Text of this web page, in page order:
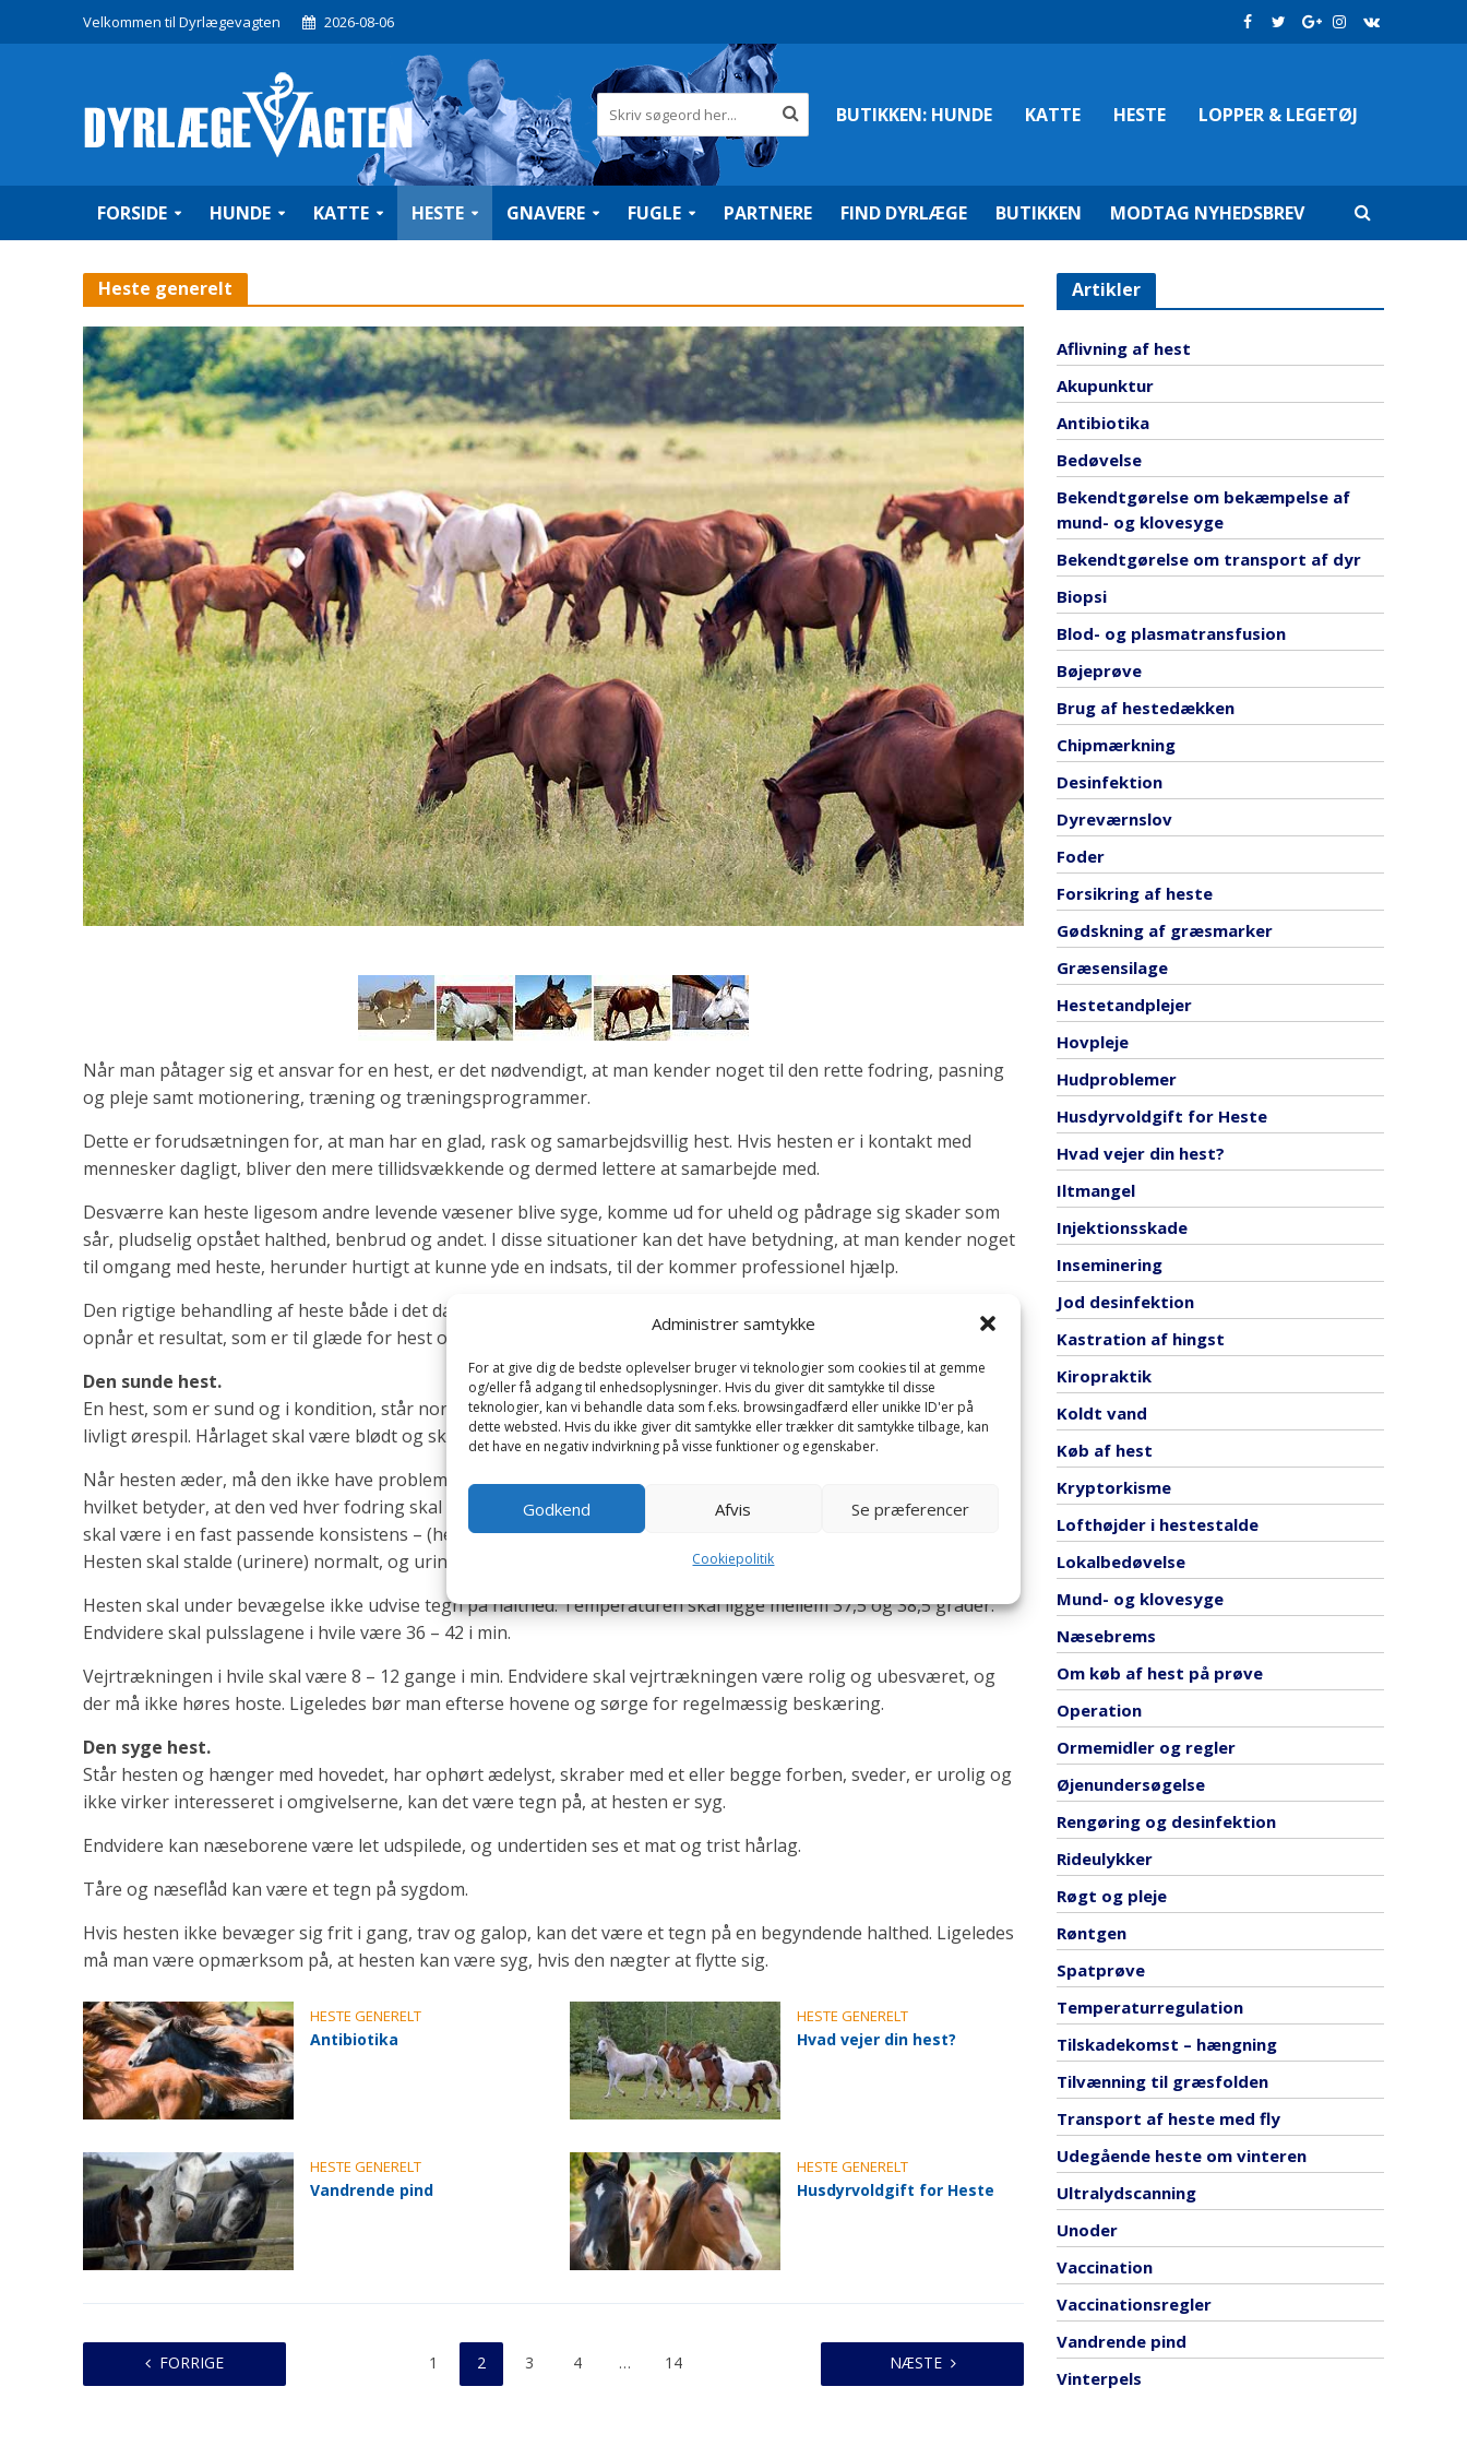
Administrer samtykke
For at give dig de bedste oplevelser bruger vi teknologier som cookies til at gemme
og/eller få adgang til enhedsoplysninger. Hvis du giver dit samtykke til disse
teknologier, kan vi behandle data som f.eks. browsingadfærd eller unikke ID'er på
dette websted. Hvis du ikke giver dit samtykke eller trækker dit samtykke tilbage, kan
det have en negativ indvirkning på visse funktioner og egenskaber.
Godkend Afvis Se præferencer
Cookiepolitik
Velkommen til Dyrlægevagten 2026-08-06
BUTIKKEN:HUNDE KATTE HESTE LOPPER & LEGETØJ
FORSIDE HUNDE KATTE HESTE GNAVERE FUGLE PARTNERE FIND DYRLÆGE BUTIKKEN MODTAG NYHEDSBREV
Heste generelt
Når man påtager sig et ansvar for en hest, er det nødvendigt, at man kender noget til den rette fodring, pasning
og pleje samt motionering, træning og træningsprogrammer.
Dette er forudsætningen for, at man har en glad, rask og samarbejdsvillig hest. Hvis hesten er i kontakt med
mennesker dagligt, bliver den mere tillidsvækkende og dermed lettere at samarbejde med.
Desværre kan heste ligesom andre levende væsener blive syge, komme ud for uheld og pådrage sig skader som
sår, pludselig opstået halthed, benbrud og andet. I disse situationer kan det have betydning, at man kender noget
til omgang med heste, herunder hurtigt at kunne yde en indsats, til der kommer professionel hjælp.
Den rigtige behandling af heste både i det daglige og ved sygdom og uheld kan være medvirkende til, at man
opnår et resultat, som er til glæde for hest og hestens ejer.
Den sunde hest.
En hest, som er sund og i kondition, står normalt med hovedet løftet og med et vågent udtryk i øjnene samt et
livligt ørespil. Hårlaget skal være blødt og skinnende, og der må ikke ses bare pletter eller hårtab i huden.
Når hesten æder, må den ikke have problemer med at tygge foderet. Endvidere skal hesten have normal ædelyst,
hvilket betyder, at den ved hver fodring skal æde sit foder helt op. Endvidere skal man kontrollere gødningen, som
skal være i en fast passende konsistens – (hestepærer).
Hesten skal stalde (urinere) normalt, og urinen skal være farveløs eller lysegul.
Hesten skal under bevægelse ikke udvise tegn på halthed. Temperaturen skal ligge mellem 37,5 og 38,5 grader.
Endvidere skal pulsslagene i hvile være 36 – 42 i min.
Vejrtrækningen i hvile skal være 8 – 12 gange i min. Endvidere skal vejrtrækningen være rolig og ubesværet, og
der må ikke høres hoste. Ligeledes bør man efterse hovene og sørge for regelmæssig beskæring.
Den syge hest.
Står hesten og hænger med hovedet, har ophørt ædelyst, skraber med et eller begge forben, sveder, er urolig og
ikke virker interesseret i omgivelserne, kan det være tegn på, at hesten er syg.
Endvidere kan næseborene være let udspilede, og undertiden ses et mat og trist hårlag.
Tåre og næseflåd kan være et tegn på sygdom.
Hvis hesten ikke bevæger sig frit i gang, trav og galop, kan det være et tegn på en begyndende halthed. Ligeledes
må man være opmærksom på, at hesten kan være syg, hvis den nægter at flytte sig.
HESTE GENERELT
Antibiotika
HESTE GENERELT
Hvad vejer din hest?
HESTE GENERELT
Vandrende pind
HESTE GENERELT
Husdyrvoldgift for Heste
FORRIGE 1 2 3 4 … 14 NÆSTE
Artikler
Aflivning af hest
Akupunktur
Antibiotika
Bedøvelse
Bekendtgørelse om bekæmpelse af
mund- og klovesyge
Bekendtgørelse om transport af dyr
Biopsi
Blod- og plasmatransfusion
Bøjeprøve
Brug af hestedækken
Chipmærkning
Desinfektion
Dyreværnslov
Foder
Forsikring af heste
Gødskning af græsmarker
Græsensilage
Hestetandplejer
Hovpleje
Hudproblemer
Husdyrvoldgift for Heste
Hvad vejer din hest?
Iltmangel
Injektionsskade
Inseminering
Jod desinfektion
Kastration af hingst
Kiropraktik
Koldt vand
Køb af hest
Kryptorkisme
Lofthøjder i hestestalde
Lokalbedøvelse
Mund- og klovesyge
Næsebrems
Om køb af hest på prøve
Operation
Ormemidler og regler
Øjenundersøgelse
Rengøring og desinfektion
Rideulykker
Røgt og pleje
Røntgen
Spatprøve
Temperaturregulation
Tilskadekomst – hængning
Tilvænning til græsfolden
Transport af heste med fly
Udegående heste om vinteren
Ultralydscanning
Unoder
Vaccination
Vaccinationsregler
Vandrende pind
Vinterpels